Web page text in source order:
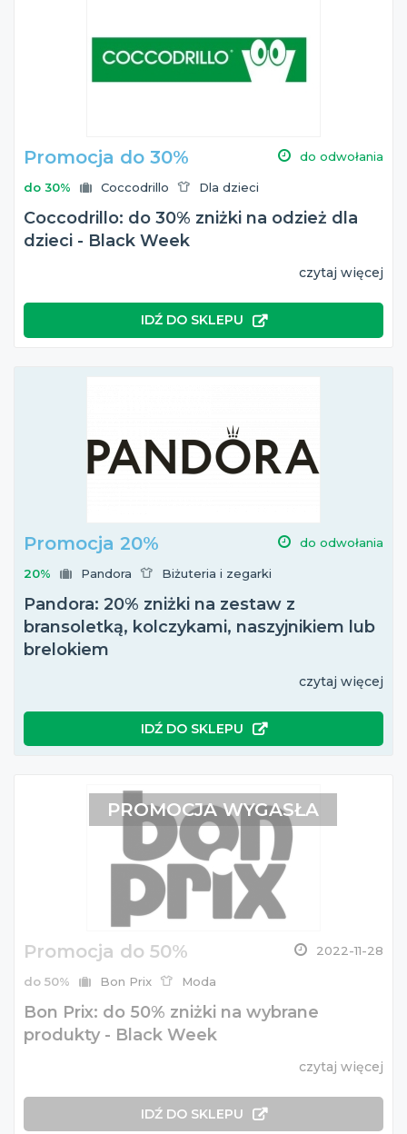
Promocja do 30% do odwołania
do 30% Coccodrillo Dla dzieci
Coccodrillo: do 30% zniżki na odzież dla
dzieci - Black Week
czytaj więcej
IDŹ DO SKLEPU
Promocja 20% do odwołania
20% Pandora Biżuteria i zegarki
Pandora: 20% zniżki na zestaw z
bransoletką, kolczykami, naszyjnikiem lub
brelokiem
czytaj więcej
IDŹ DO SKLEPU
Promocja do 50% 2022-11-28
do 50% Bon Prix Moda
Bon Prix: do 50% zniżki na wybrane
produkty - Black Week
czytaj więcej
IDŹ DO SKLEPU
PROMOCJA WYGASŁA